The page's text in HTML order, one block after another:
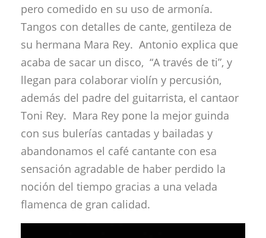
pero comedido en su uso de armonía.
Tangos con detalles de cante, gentileza de
su hermana Mara Rey. Antonio explica que
acaba de sacar un disco, “A través de ti”, y
llegan para colaborar violín y percusión,
además del padre del guitarrista, el cantaor
Toni Rey. Mara Rey pone la mejor guinda
con sus bulerías cantadas y bailadas y
abandonamos el café cantante con esa
sensación agradable de haber perdido la
noción del tiempo gracias a una velada
flamenca de gran calidad.